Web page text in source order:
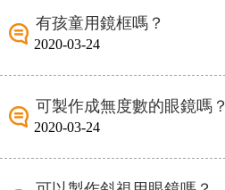
有孩童用鏡框嗎？
2020-03-24
可製作成無度數的眼鏡嗎？
2020-03-24